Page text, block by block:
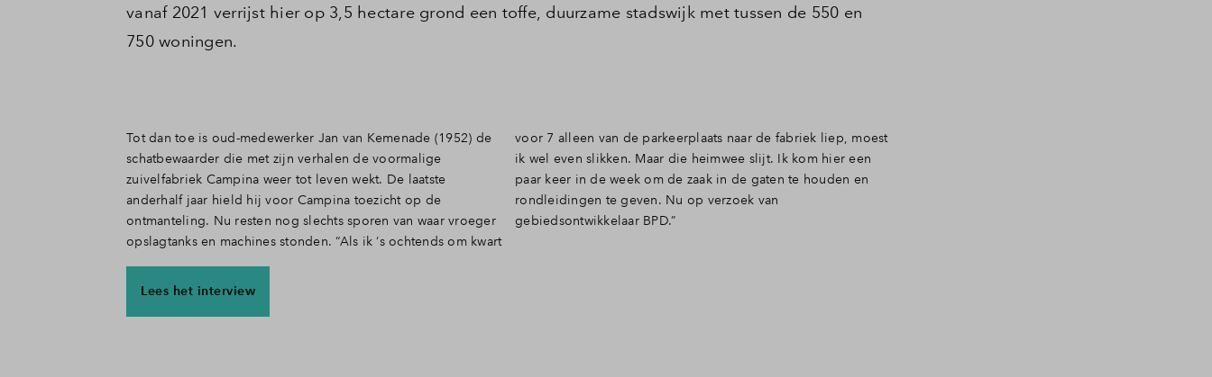
vanaf 2021 verrijst hier op 3,5 hectare grond een toffe, duurzame stadswijk met tussen de 550 en
750 woningen.
Tot dan toe is oud-medewerker Jan van Kemenade (1952) de
schatbewaarder die met zijn verhalen de voormalige
zuivelfabriek Campina weer tot leven wekt. De laatste
anderhalf jaar hield hij voor Campina toezicht op de
ontmanteling. Nu resten nog slechts sporen van waar vroeger
opslagtanks en machines stonden. “Als ik ‘s ochtends om kwart
voor 7 alleen van de parkeerplaats naar de fabriek liep, moest
ik wel even slikken. Maar die heimwee slijt. Ik kom hier een
paar keer in de week om de zaak in de gaten te houden en
rondleidingen te geven. Nu op verzoek van
gebiedsontwikkelaar BPD.”
Lees het interview